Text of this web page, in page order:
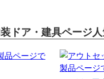
ドア・建具ページ